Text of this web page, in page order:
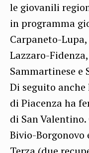
le giovanili
in programma
Carpaneto-
Lazzaro-
Sammartinese e
Di seguito
di Piacenza ha
di San
Bivio-Borgonovo